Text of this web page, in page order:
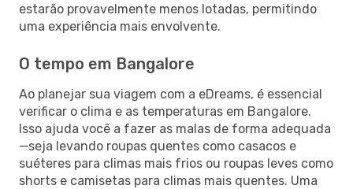
estarão provavelmente menos lotadas, permitindo
uma experiência mais envolvente.
O tempo em Bangalore
Ao planejar sua viagem com a eDreams, é essencial
verificar o clima e as temperaturas em Bangalore.
Isso ajuda você a fazer as malas de forma adequada
—seja levando roupas quentes como casacos e
suéteres para climas mais frios ou roupas leves como
shorts e camisetas para climas mais quentes. Uma